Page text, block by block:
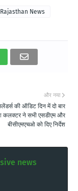
Rajasthan News
और नया
की ऑडिट दिन में दो बार
कलक्टर ने सभी एसडीएम और
बीसीएमएचओ को दिए निर्देश
news